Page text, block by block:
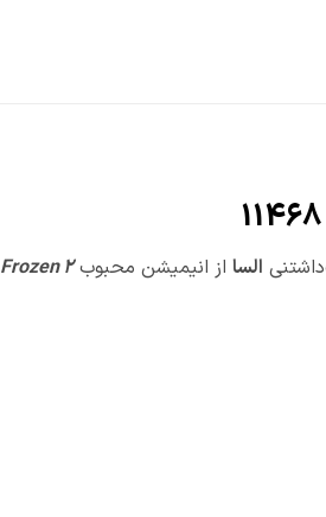
السا از انیمیشن محبوبFrozen 2